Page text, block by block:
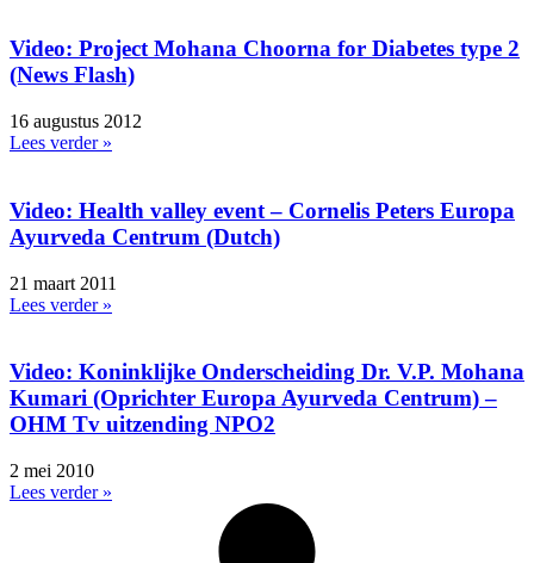
Video: Project Mohana Choorna for Diabetes type 2
(News Flash)
16 augustus 2012
Lees verder »
Video: Health valley event – Cornelis Peters Europa
Ayurveda Centrum (Dutch)
21 maart 2011
Lees verder »
Video: Koninklijke Onderscheiding Dr. V.P. Mohana
Kumari (Oprichter Europa Ayurveda Centrum) –
OHM Tv uitzending NPO2
2 mei 2010
Lees verder »